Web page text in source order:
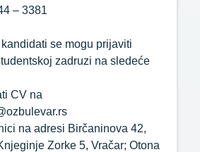
– 3381
se mogu prijaviti
zadruzi na sledeće
CV na
na adresi Birčaninova 42,
Zorke 5, Vračar; Otona